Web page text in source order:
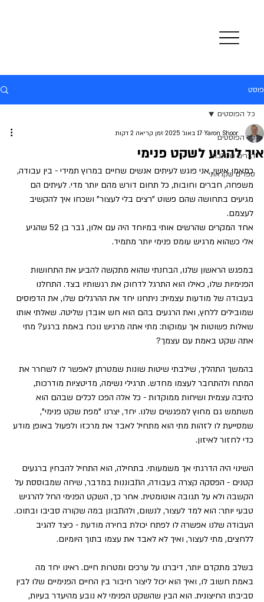
פוסט
כל הפוסטים
דברים שכתבתי
ספרים שקראתי
כל הפוסטים
איך להגיע לשקט פנימי
Yaron Shoor 17 באוג׳ 2025 זמן קריאה 2 דקות
כמאמן אישי, אני פוגש לעיתים אנשים שחיים במרוץ תמידי - בין עבודה,
משפחה, חברים וחובות, כל תחום דורש מהם יותר מדי. לעיתים הם
מגיעים בתחושה שהם פשוט "רצים בלי לעצור" ושכחו איך להקשיב
לעצמם.
אחד המקרים שהרשים אותי במיוחד היה עם אלון, גבר בן 52 שהגיע
אלי כשהוא מרגיש עומס פנימי יותר מתמיד.
במפגש הראשון שלנו, הבחנתי שהוא מתקשה להביע את התחושות
הפנימיות שלו, כאילו הוא התרגל לדחוק את רגשותיו בצד. התחלנו
בעבודה של מודעות עצמית: ניתחנו יחד את ההרגלים שלו, את הדפוסים
שמובילים ללחץ, ואת הרגעים בהם הוא חש אובדן שליטה. שאלתי אותו
שאלות פשוטות אך עמוקות: מתי אתה מרגיש נוכח באמת ברגע? מתי
אתה שקט באמת עם עצמך?
בהמשך התהליך, שילבתי שיטות שונות שמטרתן לאפשר לו לשחרר את
המתח ולהתחבר לעצמו מחדש. תרגילי נשימה, מדיטציות מודרכות,
כתיבה עצמית ושיחות ממוקדות - כל אלה הפכו לכלים שבהם הוא
משתמש גם מחוץ למפגשים שלנו. יחד, יצרנו "מפת שקט פנימי",
שמסייעת לו לזהות מתי הוא מתחיל לאבד את מרכזו ולפעול באופן מודע
כדי לחזור לאיזון.
השינוי היה הדרגתי אך משמעותי. בתחילה, הוא התחיל להבחין ברגעים
קטנים - הפסקה קצרה בעבודה, התבוננות במדבר, שיחה שמבוססת על
הקשבה ולא על תגובה אוטומטית. אחר כך, השקט הפנימי החל להרגיש
טבעי יותר: הוא למד לעצור, לנשום, ולהתבונן במה שקורה סביבו ובתוכו.
העבודה שלנו אפשרה לו לפתח יכולת בחירה מודעת - כיצד להגיב
ללחצים, מתי לעצור, ואיך לא לאבד את עצמו בתוך היומיום.
בשלב מתקדם יותר, דיברנו על ערכים ומטרות חיים. ראינו יחד מה
באמת חשוב לו, ואיך הוא יכול ליצור חיבור בין החיים הפנימיים שלו לבין
סביבתו החיצונית. הוא הבין שהשקט הפנימי לא נובע מהיעדר בעיות,